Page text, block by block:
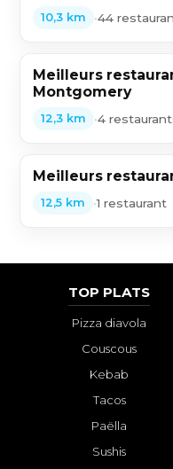
10,3 km •44
Meilleurs
Montgomery
12,3 km •4
Meilleurs
12,5 km •1 restaurant
TOP PLATS
Pizza diavola
Couscous
Kebab
Tacos
Paëlla
Sushis